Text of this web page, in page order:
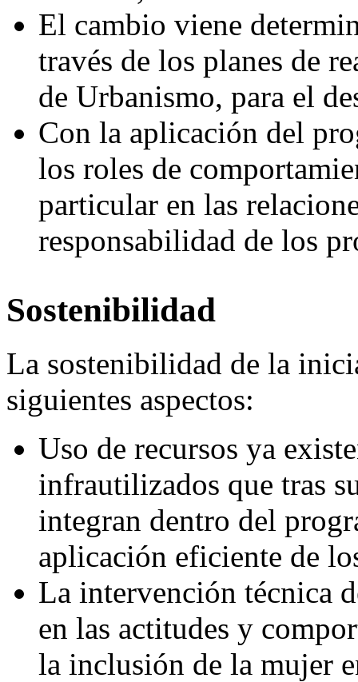
El cambio viene
través de los planes de
de Urbanismo, para el
Con la aplicación del
los roles de
particular en las
responsabilidad de los
Sostenibilidad
La sostenibilidad de la
siguientes aspectos:
Uso de recursos ya
infrautilizados que tras
integran dentro del
aplicación eficiente de
La intervención técnica
en las actitudes y
la inclusión de la mujer